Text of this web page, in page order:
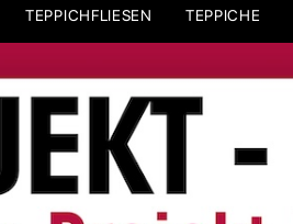
TEPPICHFLIESEN TEPPICHE